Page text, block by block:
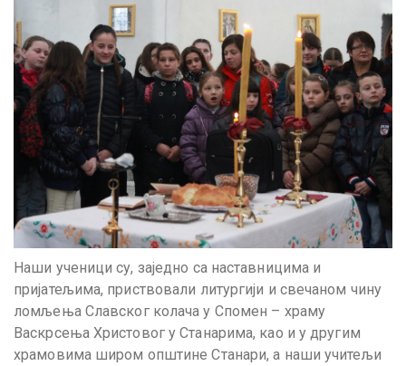
Наши ученици су, заједно са наставницима и
пријатељима, приствовали литургији и свечаном чину
ломљења Славског колача у Спомен – храму
Васкрсења Христовог у Станарима, као и у другим
храмовима широм општине Станари, а наши учитељи